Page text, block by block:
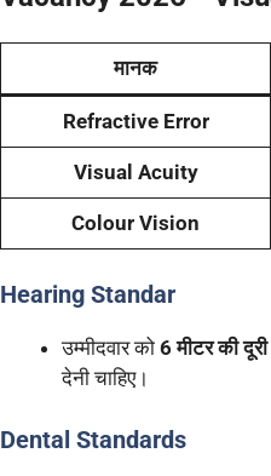
मानक
Refractive Error
Visual Acuity
Colour Vision
Hearing Standar
उम्मीदवार को 6 मीटर की
देनी चाहिए।
Dental Standards